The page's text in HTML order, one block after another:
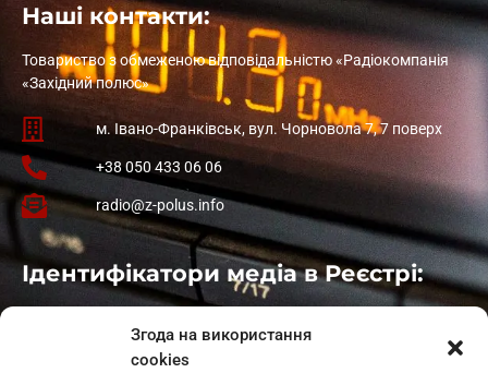
Згода на використання
cookies
Наші контакти:
Товариство з обмеженою відповідальністю «Радіокомпанія
«Західний полюс»
м. Івано-Франківськ, вул. Чорновола 7, 7 поверх
+38 050 433 06 06
radio@z-polus.info
Ідентифікатори медіа в Реєстрі:
: L11-01410
: L11-01801